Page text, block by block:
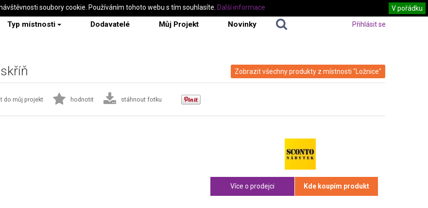
Typ místnosti Dodavatelé Můj Projekt Novinky Přihlásit se
Zobrazit všechny produkty z místnosti "Ložnice"
do můj projekt hodnotit stáhnout fotku
Více o prodejci Kde koupím produkt
soubory cookie. Používáním tohoto webu s tím souhlasíte. V pořádku
Další informace